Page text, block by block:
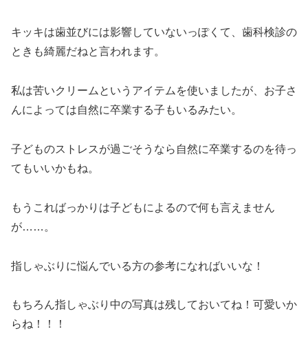
キッキは歯並びには影響していないっぽくて、歯科検診の
ときも綺麗だねと言われます。
私は苦いクリームというアイテムを使いましたが、お子さ
んによっては自然に卒業する子もいるみたい。
子どものストレスが過ごそうなら自然に卒業するのを待っ
てもいいかもね。
もうこればっかりは子どもによるので何も言えません
が……。
指しゃぶりに悩んでいる方の参考になればいいな！
もちろん指しゃぶり中の写真は残しておいてね！可愛いか
らね！！！